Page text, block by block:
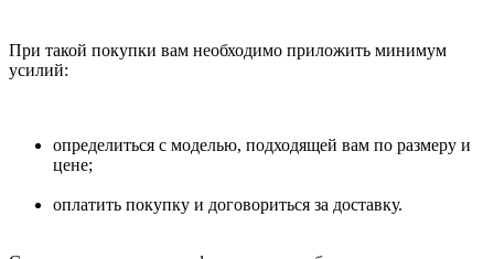
При такой покупки вам необходимо приложить минимум
усилий:
определиться с моделью, подходящей вам по размеру и
цене;
оплатить покупку и договориться за доставку.